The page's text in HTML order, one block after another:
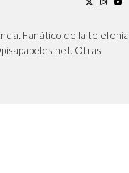
Fanático de la telefonía
Otras